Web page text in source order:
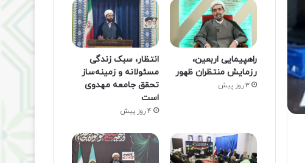
راهپیمایی اربعین،
رزمایش منتظران ظهور
3 روز پیش
انتظار، سبک زندگی
مسئولانه و زمینه‌ساز
تحقق جامعه مهدوی
است
4 روز پیش